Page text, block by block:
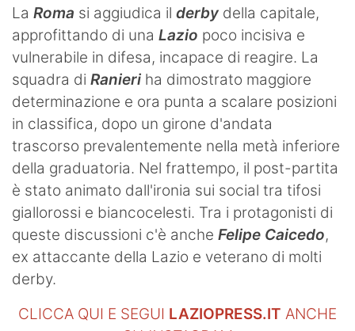
La Roma si aggiudica il derby della capitale,
approfittando di una Lazio poco incisiva e
vulnerabile in difesa, incapace di reagire. La
squadra di Ranieri ha dimostrato maggiore
determinazione e ora punta a scalare posizioni
in classifica, dopo un girone d'andata
trascorso prevalentemente nella metà inferiore
della graduatoria. Nel frattempo, il post-partita
è stato animato dall'ironia sui social tra tifosi
giallorossi e biancocelesti. Tra i protagonisti di
queste discussioni c'è anche Felipe Caicedo,
ex attaccante della Lazio e veterano di molti
derby.
CLICCA QUI E SEGUI LAZIOPRESS.IT ANCHE